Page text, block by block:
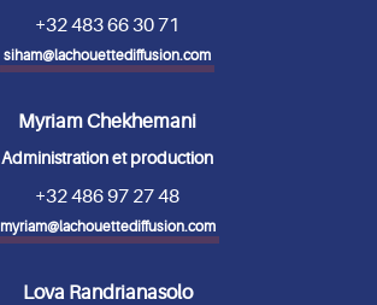
+32 483 66 30 71
siham@lachouettediffusion.com
Myriam Chekhemani
Administration et production
+32 486 97 27 48
myriam@lachouettediffusion.com
Lova Randrianasolo